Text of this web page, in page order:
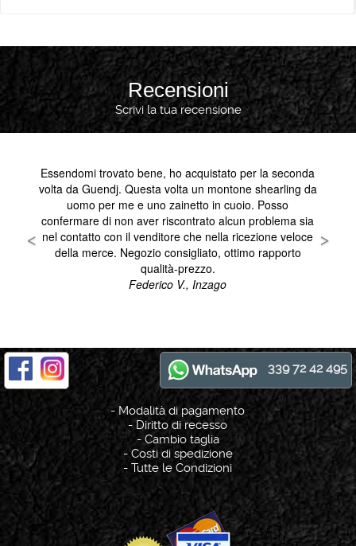
Recensioni
Scrivi la tua recensione
339 72 42 495
- Modalità di pagamento
-Diritto di recesso
- Cambio taglia
-Costi di spedizione
-Tutte le Condizioni